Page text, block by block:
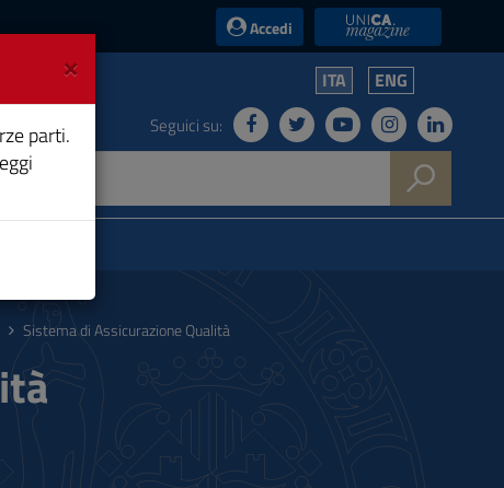
Accedi UniCA News
ITA ENG
Seguici su:
Sistema di Assicurazione Qualità
×
parti.